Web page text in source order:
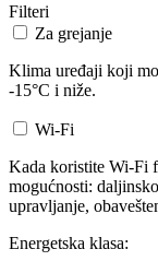
Filteri
Za grejanje
Klima uređaji koji
-15°C i niže.
Wi-Fi
Kada koristite Wi-Fi
mogućnosti:
upravljanje,
Energetska klasa: